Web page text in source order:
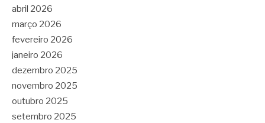
abril 2026
março 2026
fevereiro 2026
janeiro 2026
dezembro 2025
novembro 2025
outubro 2025
setembro 2025